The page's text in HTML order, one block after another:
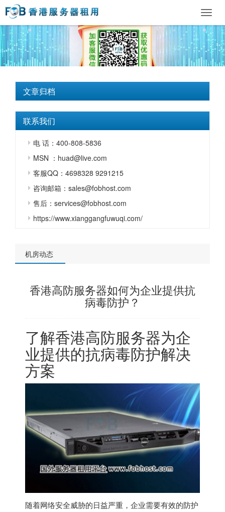
文章归档
联系我们
电 话：400-808-5836
MSN ：huad@live.com
客服QQ：4698328 9291215
咨询邮箱：sales@fobhost.com
售后：services@fobhost.com
https://www.xianggangfuwuqi.com/
机房动态
香港高防服务器如何为企业提供抗
病毒防护？
了解香港高防服务器为企
业提供的抗病毒防护解决
方案
随着网络安全威胁的日益严重，企业需要有效的防护